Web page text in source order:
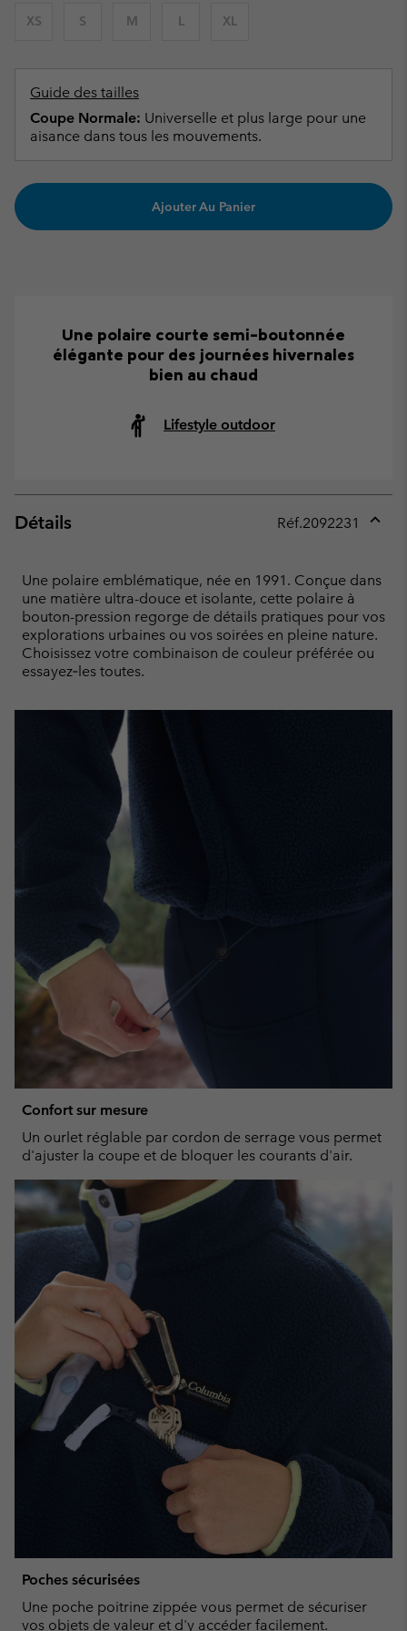
XS S M L XL
Guide des tailles
Coupe Normale: Universelle et plus large pour une
aisance dans tous les mouvements.
Ajouter Au Panier
Une polaire courte semi-boutonnée
élégante pour des journées hivernales
bien au chaud
Lifestyle outdoor
Détails Réf.2092231
Une polaire emblématique, née en 1991. Conçue dans
une matière ultra-douce et isolante, cette polaire à
bouton-pression regorge de détails pratiques pour vos
explorations urbaines ou vos soirées en pleine nature.
Choisissez votre combinaison de couleur préférée ou
essayez‑les toutes.
Confort sur mesure
Un ourlet réglable par cordon de serrage vous permet
d'ajuster la coupe et de bloquer les courants d'air.
Poches sécurisées
Une poche poitrine zippée vous permet de sécuriser
vos objets de valeur et d'y accéder facilement.